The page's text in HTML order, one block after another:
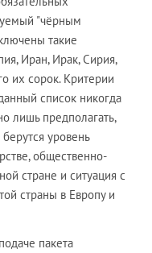
"чёрным
такие
Иран, Ирак, Сирия,
их сорок. Критерии
список никогда
лишь предполагать,
уровень
общественно-
стране и ситуация с
страны в Европу и
пакета